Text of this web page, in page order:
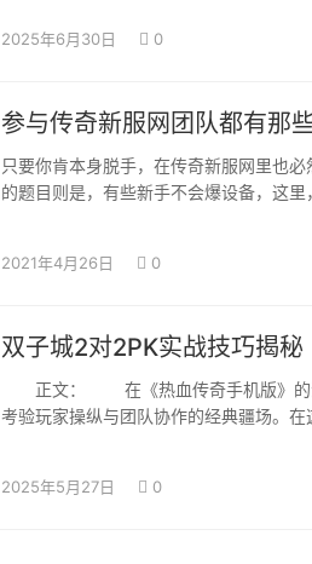
2025年6月30日 0
参与传奇新服网团队都有那
只要你肯本身脱手，在传奇新服网里也
的题目则是，有些新手不会爆设备，这
2021年4月26日 0
双子城2对2PK实战技巧揭秘
正文： 在《热血传奇手机版》的浩
考验玩家操纵与团队协作的经典疆场。
2025年5月27日 0